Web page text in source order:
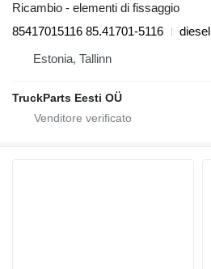
Ricambio - elementi di fissaggio
85417015116 85.41701-5116
diesel
Estonia, Tallinn
TruckParts Eesti OÜ